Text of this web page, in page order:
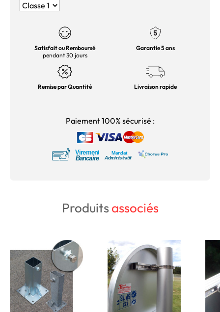
Satisfait ou Remboursé
pendant 30 jours
Garantie 5 ans
Remise par Quantité Livraison rapide
Paiement 100% sécurisé :
Produitsassociés